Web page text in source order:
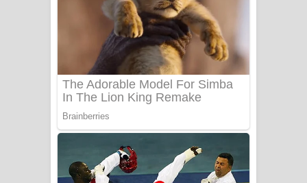
නිවුනා නුඹ හින්දා ගීතයේ පද පෙළ
Numba Dun Aadare Song Lyrics - නුඹ
දුන් ආදරේ ගීතයේ පද පෙළ
Doni Song Lyrics - දෝණි ගීතයේ පද